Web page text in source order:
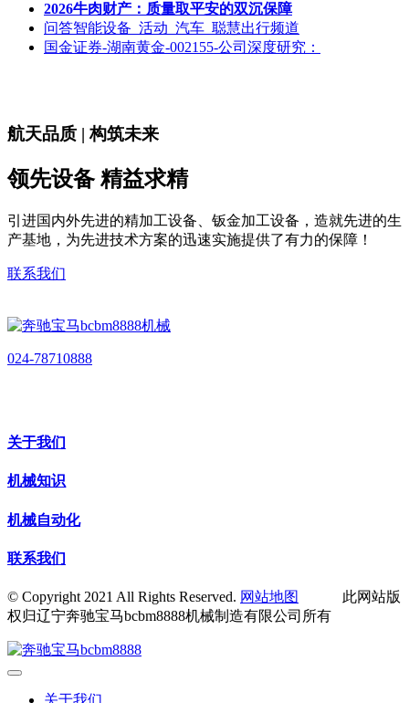
2026牛肉财产：质量取平安的双沉保障
问答智能设备_活动_汽车_聪慧出行频道
国金证券-湖南黄金-002155-公司深度研究：
航天品质 | 构筑未来
领先设备 精益求精
引进国内外先进的精加工设备、钣金加工设备，造就先进的生
产基地，为先进技术方案的迅速实施提供了有力的保障！
联系我们
024-78710888
关于我们
机械知识
机械自动化
联系我们
© Copyright 2021 All Rights Reserved. 网站地图
此网站版
权归辽宁奔驰宝马bcbm8888机械制造有限公司所有
关于我们